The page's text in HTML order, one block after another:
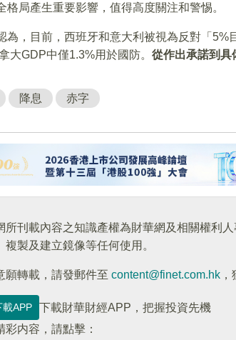
格局產生重要影響，值得高度關注和警惕。
為，目前，西班牙和意大利被視為反對「5%
大GDP中僅1.3%用於國防。 從作出承諾到具
降息 赤字
所刊載內容之知識產權為財華網及相關權利
複製及建立鏡像等任何使用。
願轉載，請發郵件至 content@finet.com.hk
載APP
下載財華財經APP，把握投資先機
彩内容，請點擊：